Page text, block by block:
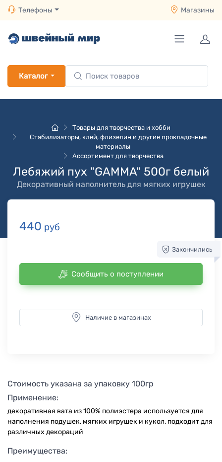
Телефоны Магазины
Каталог
Товары для творчества и хобби
Стабилизаторы, клей, флизелин и другие прокладочные
материалы
Ассортимент для творчества
Лебяжий пух "GAMMA" 500г белый
Декоративный наполнитель для мягких игрушек
440 руб
Закончились
Сообщить о поступлении
Наличие в магазинах
Стоимость указана за упаковку 100гр
Применение:
декоративная вата из 100% полиэстера используется для
наполнения подушек, мягких игрушек и кукол, подходит для
различных декораций
Преимущества: